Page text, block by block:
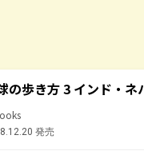
の歩き方 3 インド・ネ
発売